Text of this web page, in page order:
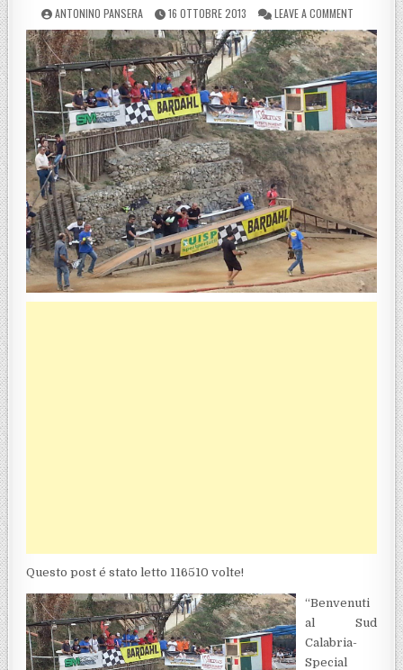
POSTED BY
ANTONINO PANSERA POSTED ON
16 OTTOBRE 2013 LEAVE A COMMENTON UISP
Questo post é stato letto 116510 volte!
“Benvenuti
al Sud
Calabria-
Special